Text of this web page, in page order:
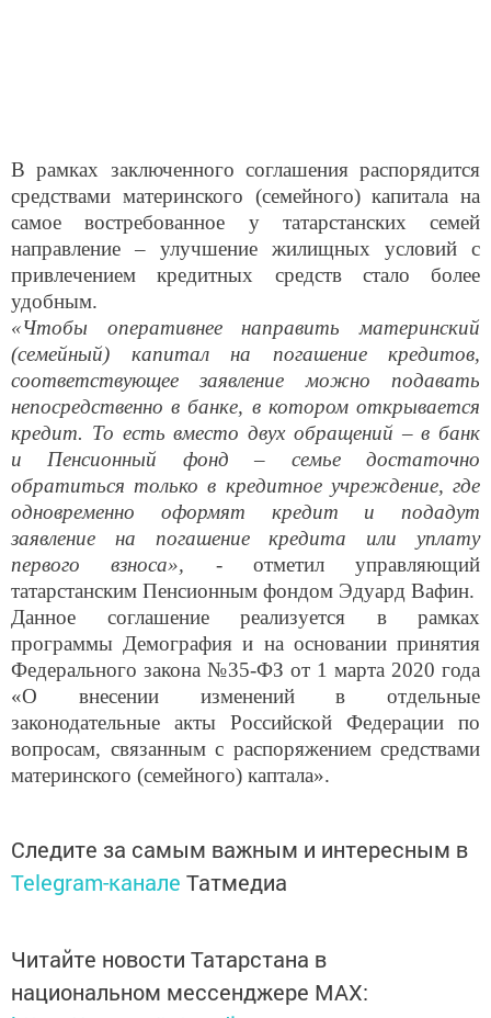
В рамках заключенного соглашения распорядится
средствами материнского (семейного) капитала на
самое востребованное у татарстанских семей
направление – улучшение жилищных условий с
привлечением кредитных средств стало более
удобным.
«Чтобы оперативнее направить материнский
(семейный) капитал на погашение кредитов,
соответствующее заявление можно подавать
непосредственно в банке, в котором открывается
кредит. То есть вместо двух обращений – в банк
и Пенсионный фонд – семье достаточно
обратиться только в кредитное учреждение, где
одновременно оформят кредит и подадут
заявление на погашение кредита или уплату
первого взноса», - отметил управляющий
татарстанским Пенсионным фондом Эдуард Вафин.
Данное соглашение реализуется в рамках
программы Демография и на основании принятия
Федерального закона №35-ФЗ от 1 марта 2020 года
«О внесении изменений в отдельные
законодательные акты Российской Федерации по
вопросам, связанным с распоряжением средствами
материнского (семейного) каптала».
Следите за самым важным и интересным в
Telegram-канале Татмедиа
Читайте новости Татарстана в
национальном мессенджере MАХ: